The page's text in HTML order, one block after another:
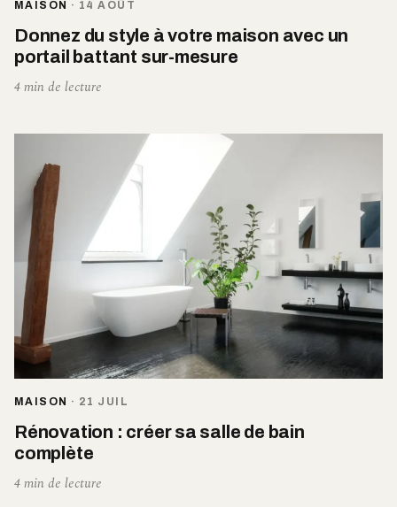
MAISON · 14 AOÛT
Donnez du style à votre maison avec un
portail battant sur-mesure
4 min de lecture
MAISON · 21 JUIL
Rénovation : créer sa salle de bain
complète
4 min de lecture